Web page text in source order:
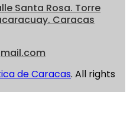
Santa Rosa. Torre
Caracas
de Caracas. All rights